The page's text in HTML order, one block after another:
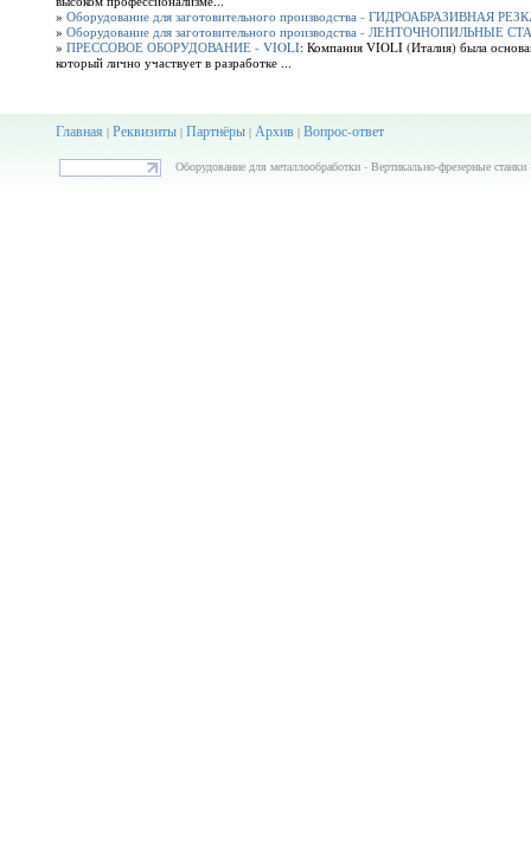
» Оборудование для заготовительного производства - ГИДРОАБРАЗИВНАЯ
» Оборудование для заготовительного производства - ЛЕНТОЧНОПИЛЬНЫЕ
» ПРЕССОВОЕ ОБОРУДОВАНИЕ - VIOLI: Компания VIOLI (Италия) была
который лично участвует в разработке ...
Главная| Реквизиты| Партнёры| Архив| Вопрос-ответ
Оборудование для металлообработки - Вертикально-фрезерные